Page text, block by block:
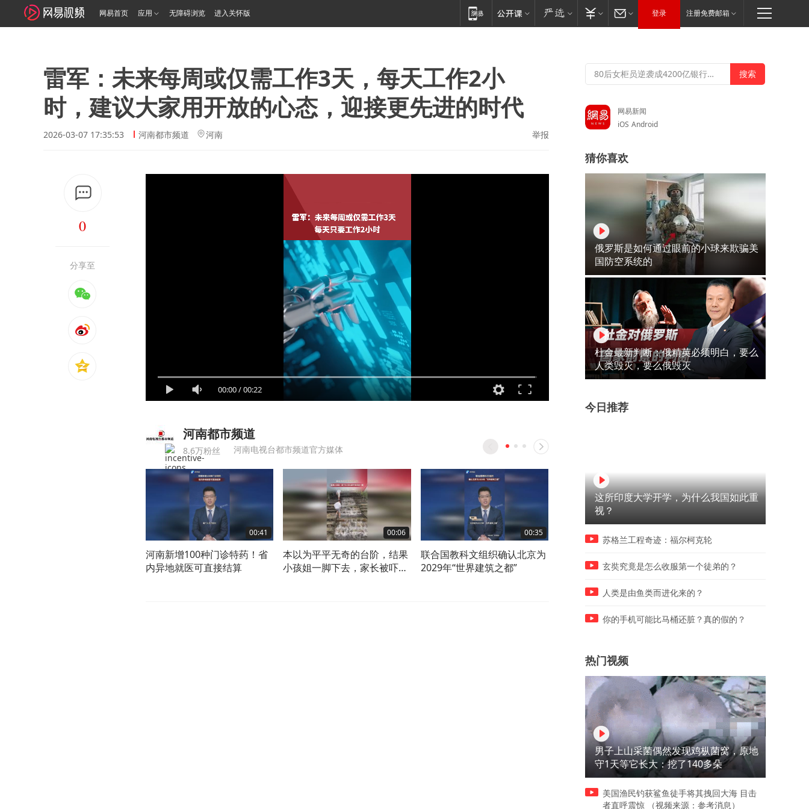
网易首页 应用 无障碍浏览 进入关怀版 登录 注册免费邮箱
雷军：未来每周或仅需工作3天，每天工作2小
时，建议大家用开放的心态，迎接更先进的时代
2026-03-07 17:35:53 河南都市频道 河南 举报
0
分享至
00:00/00:22
河南都市频道
8.6万粉丝 河南电视台都市频道官方媒体
00:41
河南新增100种门诊特药！省
内异地就医可直接结算
00:06
本以为平平无奇的台阶，结果
小孩姐一脚下去，家长被吓得
00:35
联合国教科文组织确认北京为
2029年“世界建筑之都”
逼近1300元
令警方找回前妻，角色扮演
网易新闻
iOS Android
猜你喜欢
俄罗斯是如何通过眼前的小球来欺骗美
国防空系统的
杜金最新判断：俄精英必须明白，要么
人类毁灭，要么俄毁灭
今日推荐
这所印度大学开学，为什么我国如此重
视？
苏格兰工程奇迹：福尔柯克轮
玄奘究竟是怎么收服第一个徒弟的？
人类是由鱼类而进化来的？
你的手机可能比马桶还脏？真的假的？
热门视频
男子上山采菌偶然发现鸡枞菌窝，原地
守1天等它长大：挖了140多朵
美国渔民钓获鲨鱼徒手将其拽回大海 目击
者直呼震惊 （视频来源：参考消息）